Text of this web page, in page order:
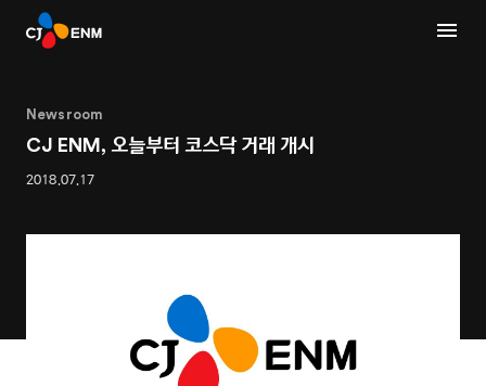
Newsroom
CJ ENM, 오늘부터 코스닥 거래 개시
2018.07.17